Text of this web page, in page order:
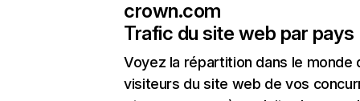
crown.com
Trafic du site web par pays
Voyez la répartition dans le monde
visiteurs du site web de vos